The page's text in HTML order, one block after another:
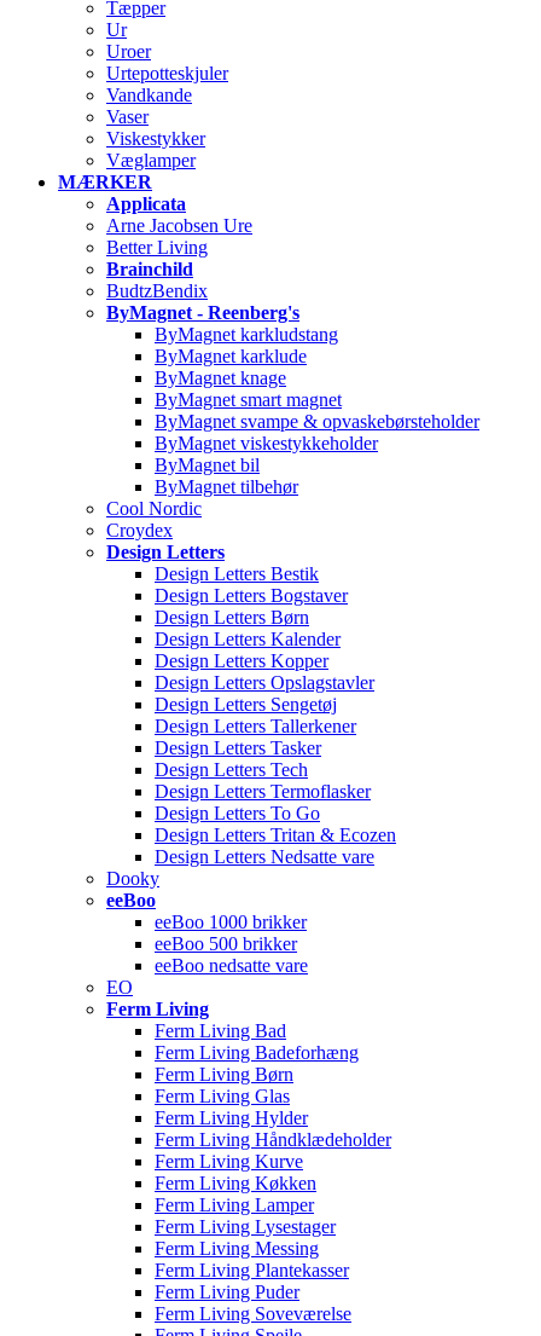
Tæpper
Ur
Uroer
Urtepotteskjuler
Vandkande
Vaser
Viskestykker
Væglamper
MÆRKER
Applicata
Arne Jacobsen Ure
Better Living
Brainchild
BudtzBendix
ByMagnet - Reenberg's
ByMagnet karkludstang
ByMagnet karklude
ByMagnet knage
ByMagnet smart magnet
ByMagnet svampe & opvaskebørsteholder
ByMagnet viskestykkeholder
ByMagnet bil
ByMagnet tilbehør
Cool Nordic
Croydex
Design Letters
Design Letters Bestik
Design Letters Bogstaver
Design Letters Børn
Design Letters Kalender
Design Letters Kopper
Design Letters Opslagstavler
Design Letters Sengetøj
Design Letters Tallerkener
Design Letters Tasker
Design Letters Tech
Design Letters Termoflasker
Design Letters To Go
Design Letters Tritan & Ecozen
Design Letters Nedsatte vare
Dooky
eeBoo
eeBoo 1000 brikker
eeBoo 500 brikker
eeBoo nedsatte vare
EO
Ferm Living
Ferm Living Bad
Ferm Living Badeforhæng
Ferm Living Børn
Ferm Living Glas
Ferm Living Hylder
Ferm Living Håndklædeholder
Ferm Living Kurve
Ferm Living Køkken
Ferm Living Lamper
Ferm Living Lysestager
Ferm Living Messing
Ferm Living Plantekasser
Ferm Living Puder
Ferm Living Soveværelse